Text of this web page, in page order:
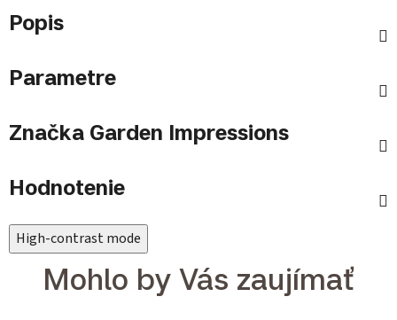
Popis
Parametre
Značka Garden Impressions
Hodnotenie
High-contrast mode
Mohlo by Vás zaujímať